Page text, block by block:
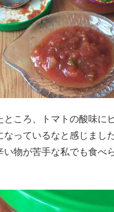
ところ、トマトの酸味に
なっているなと感じまし
い物が苦手な私でも食べ